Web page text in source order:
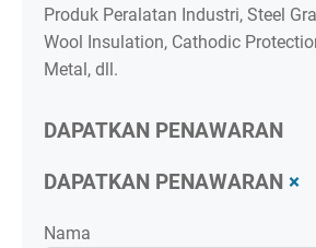
Produk Peralatan Industri, Steel
Wool Insulation, Cathodic
Metal, dll.
DAPATKAN PENAWARAN
DAPATKAN PENAWARAN ×
Nama